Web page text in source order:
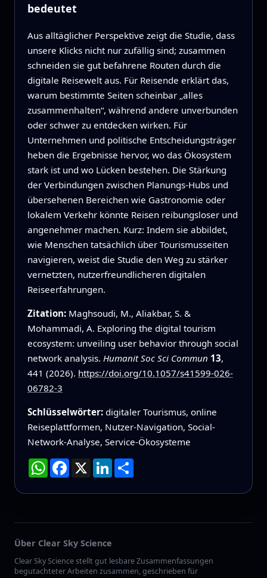
bedeutet
Aus alltäglicher Perspektive zeigt die Studie, dass
unsere Klicks nicht nur zufällig sind; zusammen
schneiden sie gut befahrene Routen durch die
digitale Reisewelt aus. Für Reisende erklärt das,
warum bestimmte Seiten scheinbar „alles
zusammenhalten“, während andere unverbunden
oder schwer zu entdecken wirken. Für
Unternehmen und politische Entscheidungsträger
heben die Ergebnisse hervor, wo das Ökosystem
stark ist und wo Lücken bestehen. Die Stärkung
der Verbindungen zwischen Planungs-Hubs und
übersehenen Bereichen wie Gastronomie oder
lokalem Verkehr könnte Reisen reibungsloser und
angenehmer machen. Kurz: Indem sie abbildet,
wie Menschen tatsächlich über Tourismusseiten
navigieren, weist die Studie den Weg zu stärker
vernetzten, nutzerfreundlicheren digitalen
Reiseerfahrungen.
Zitation: Maghsoudi, M., Aliakbar, S. &
Mohammadi, A. Exploring the digital tourism
ecosystem: unveiling user behavior through social
network analysis. Humanit Soc Sci Commun 13,
441 (2026). https://doi.org/10.1057/s41599-026-
06782-3
Schlüsselwörter: digitaler Tourismus, online
Reiseplattformen, Nutzer-Navigation, Social-
Network-Analyse, Service-Ökosysteme
WhatsApp
Facebook
X LinkedInTeilen
Über Clear Sky Science
Clear Sky Science stellt gut lesbare Zusammenfassungen
begutachteter Arbeiten zusammen, geschrieben für